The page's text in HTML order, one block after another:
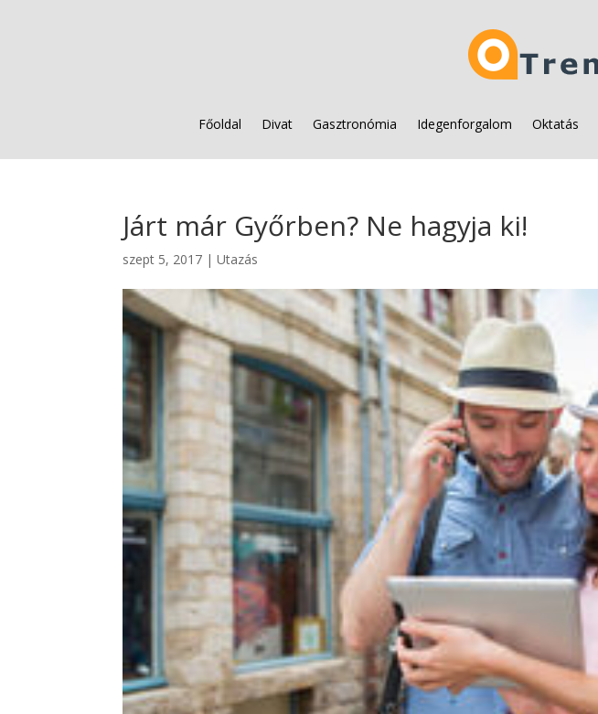
Főoldal Divat Gasztronómia Idegenforgalom Oktatás
Járt már Győrben? Ne hagyja ki!
szept 5, 2017 |Utazás